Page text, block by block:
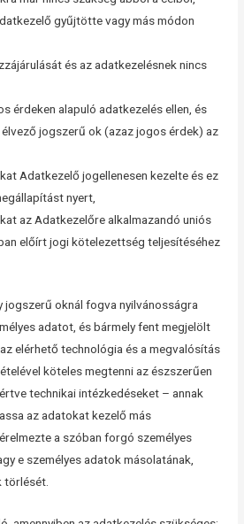
gyűjtötte vagy más módon
és az adatkezelésnek nincs
érdeken alapuló adatkezelés ellen, és
jogszerű ok (azaz jogos érdek) az
Adatkezelő jogellenesen kezelte és ez
nyert,
az Adatkezelőre alkalmazandó uniós
előírt jogi kötelezettség teljesítéséhez
jogszerű oknál fogva nyilvánosságra
adatot, és bármely fent megjelölt
elérhető technológia és a megvalósítás
köteles megtenni az észszerűen
technikai intézkedéseket – annak
az adatokat kezelő más
a szóban forgó személyes
e személyes adatok másolatának,
törlését.